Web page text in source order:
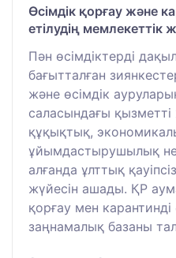
Өсімдік қорғау және
етілудің мемлекеттік
Пән өсімдіктерді
бағытталған
және өсімдік
саласындағы
құқықтық,
ұйымдастырушылық
алғанда ұлттық
жүйесін ашады. ҚР
қорғау мен карантинді
заңнамалық базаны